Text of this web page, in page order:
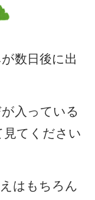
数日後に出
入っている
てください
はもちろん